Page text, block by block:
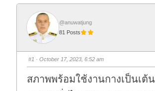
@anuwatjung
81 Posts
#1 · October 17, 2023, 6:52 am
สภาพพร้อมใช้งานกางเป็นเต้